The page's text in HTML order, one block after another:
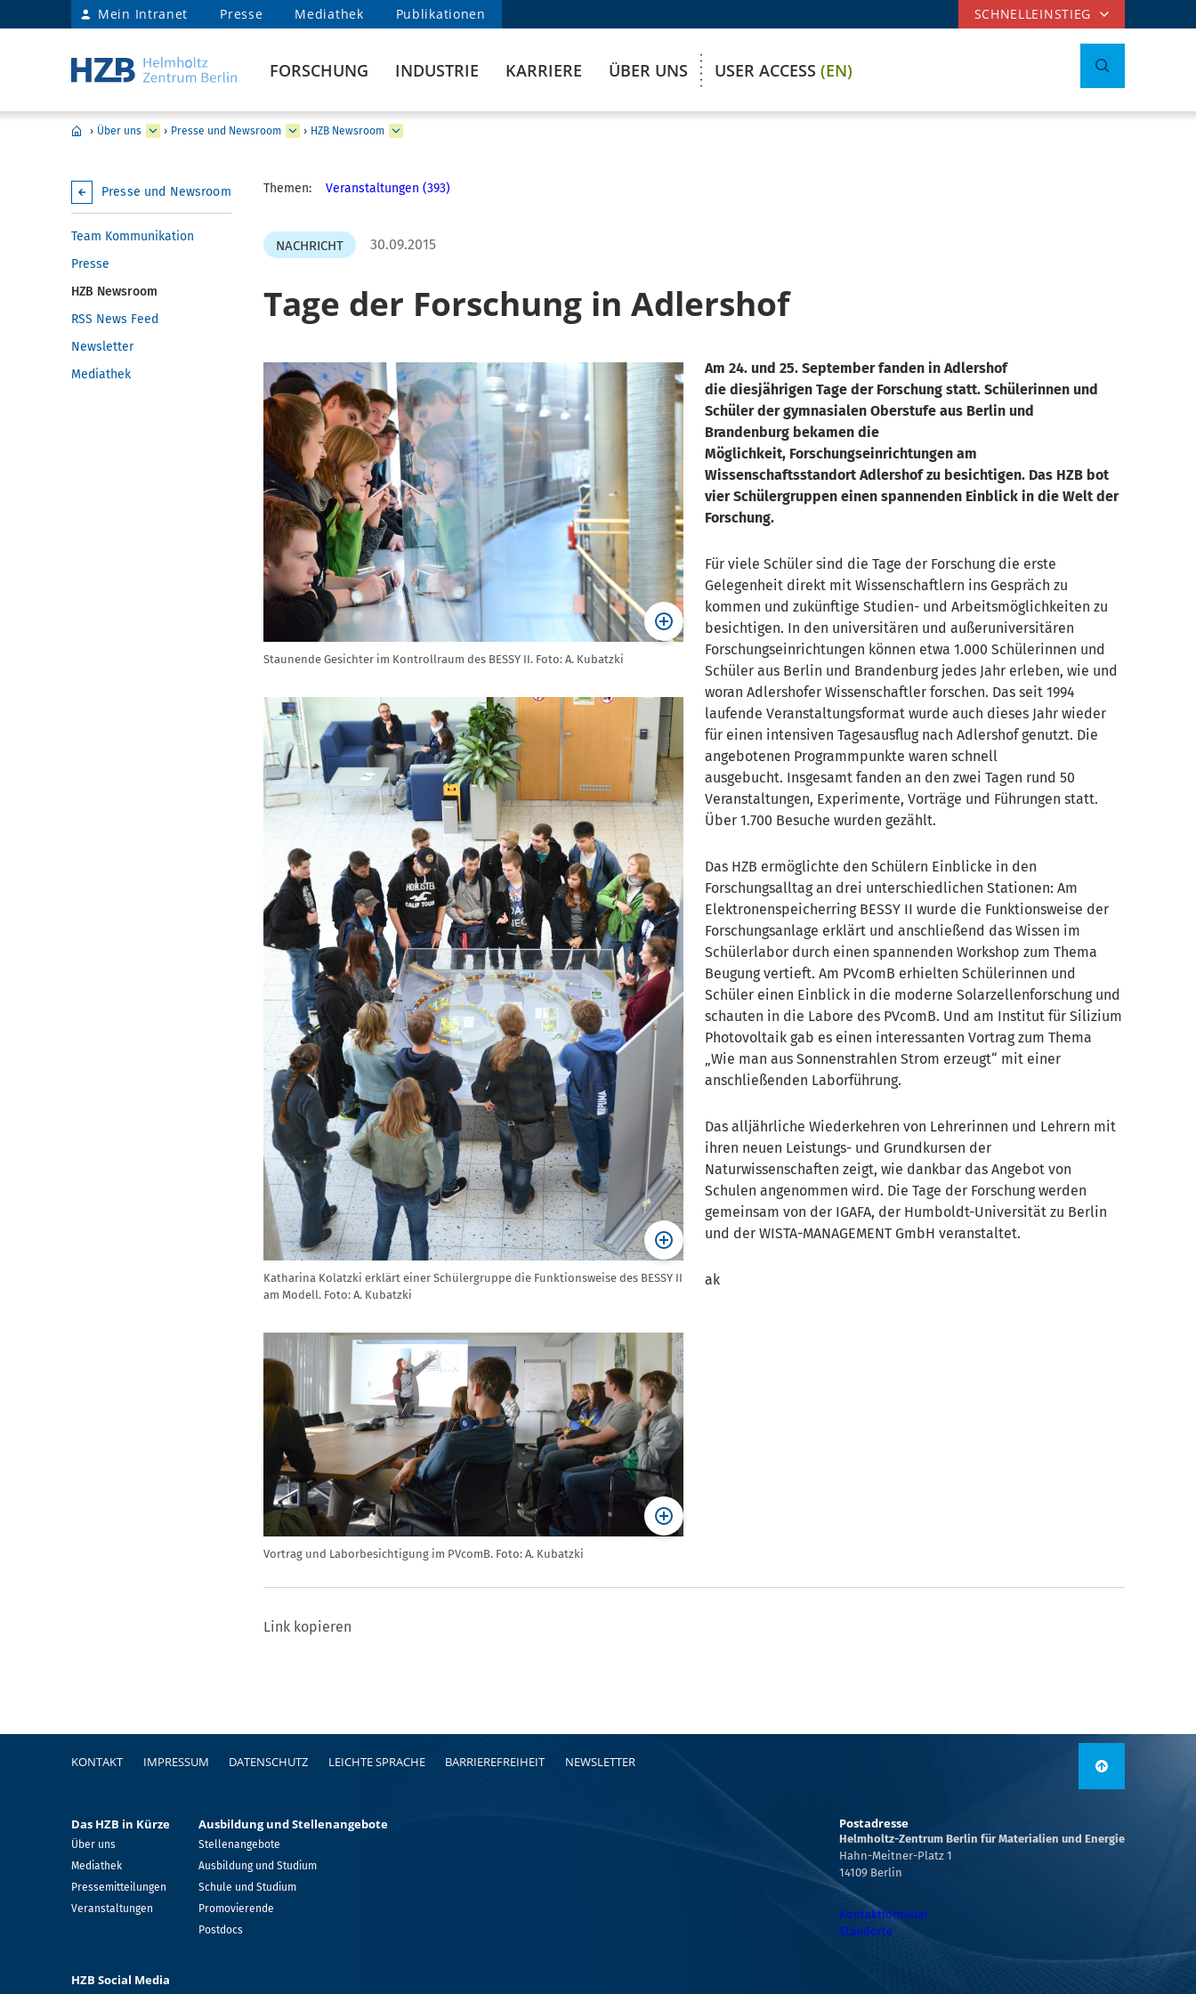
Mein Intranet Presse Mediathek Publikationen SCHNELLEINSTIEG
FORSCHUNG INDUSTRIE KARRIERE ÜBER UNS USER ACCESS (EN)
› Über uns › Presse und Newsroom › HZB Newsroom
Presse und Newsroom
Team Kommunikation
Presse
HZB Newsroom
RSS News Feed
Newsletter
Mediathek
Themen: Veranstaltungen (393)
NACHRICHT 30.09.2015
Tage der Forschung in Adlershof
Staunende Gesichter im Kontrollraum des BESSY II. Foto: A. Kubatzki
Katharina Kolatzki erklärt einer Schülergruppe die Funktionsweise des BESSY II
am Modell. Foto: A. Kubatzki
Vortrag und Laborbesichtigung im PVcomB. Foto: A. Kubatzki
Am 24. und 25. September fanden in Adlershof
die diesjährigen Tage der Forschung statt. Schülerinnen und
Schüler der gymnasialen Oberstufe aus Berlin und
Brandenburg bekamen die
Möglichkeit, Forschungseinrichtungen am
Wissenschaftsstandort Adlershofzubesichtigen. Das HZB bot
vier Schülergruppen einen spannenden Einblick in die Welt der
Forschung.
Für viele Schüler sind die Tage der Forschung die erste
Gelegenheit direkt mit Wissenschaftlern ins Gespräch zu
kommen und zukünftige Studien- und Arbeitsmöglichkeiten zu
besichtigen. In den universitären und außeruniversitären
Forschungseinrichtungen können etwa 1.000 Schülerinnen und
Schüler aus Berlin und Brandenburg jedes Jahr erleben, wie und
woran Adlershofer Wissenschaftler forschen. Das seit 1994
laufende Veranstaltungsformat wurde auch dieses Jahr wieder
für einen intensiven Tagesausflug nach Adlershof genutzt. Die
angebotenen Programmpunkte waren schnell
ausgebucht. Insgesamt fanden an den zwei Tagen rund 50
Veranstaltungen, Experimente, Vorträge und Führungen statt.
Über 1.700 Besuche wurden gezählt.
Das HZB ermöglichte den Schülern Einblicke in den
Forschungsalltag an drei unterschiedlichen Stationen: Am
Elektronenspeicherring BESSY II wurde die Funktionsweise der
Forschungsanlage erklärt und anschließend das Wissen im
Schülerlabor durch einen spannenden Workshop zum Thema
Beugung vertieft. Am PVcomB erhielten Schülerinnen und
Schüler einen Einblick in die moderne Solarzellenforschung und
schauten in die Labore des PVcomB. Und am Institut für Silizium
Photovoltaik gab es einen interessanten Vortrag zum Thema
Wie man aus Sonnenstrahlen Strom erzeugt“ mit einer
anschließenden Laborführung.
Das alljährliche Wiederkehren von Lehrerinnen und Lehrern mit
ihren neuen Leistungs- und Grundkursen der
Naturwissenschaften zeigt, wie dankbar das Angebot von
Schulen angenommen wird. Die Tage der Forschung werden
gemeinsam von der IGAFA, der Humboldt-Universität zu Berlin
und der WISTA-MANAGEMENT GmbH veranstaltet.
ak
Link kopieren
Fußzeile
KONTAKT IMPRESSUM DATENSCHUTZ LEICHTE SPRACHE BARRIEREFREIHEIT NEWSLETTER
Das HZB in Kürze
Über uns
Mediathek
Pressemitteilungen
Veranstaltungen
Ausbildung und Stellenangebote
Stellenangebote
Ausbildung und Studium
Schule und Studium
Promovierende
Postdocs
Postadresse
Helmholtz-Zentrum Berlin für Materialien und Energie
Hahn-Meitner-Platz 1
14109 Berlin
Kontaktformular
Standorte
HZB Social Media